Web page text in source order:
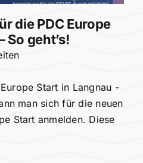
die PDC Europe
So geht’s!
Start in Langnau -
man sich für die neuen
Start anmelden. Diese